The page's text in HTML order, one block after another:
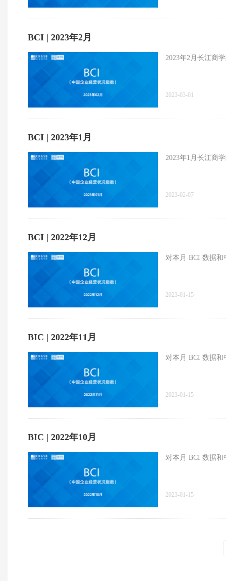
BCI | 2023年2月
2023年2月长江商
2023-03-01
BCI | 2023年1月
2023年1月长江商
2023-02-07
BCI | 2022年12月
对本月 BCI 数据和
2023-01-15
BIC | 2022年11月
对本月 BCI 数据和
2023-01-15
BIC | 2022年10月
对本月 BCI 数据和
2023-01-15